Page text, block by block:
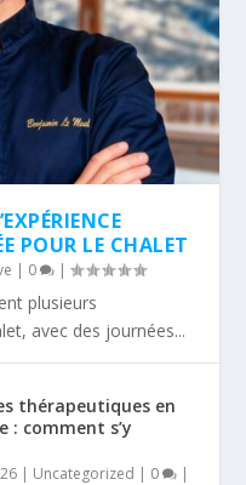
POUR LE CHALET
| 0 |
plusieurs
avec des journées...
thérapeutiques en
: comment s’y
| Uncategorized | 0 |